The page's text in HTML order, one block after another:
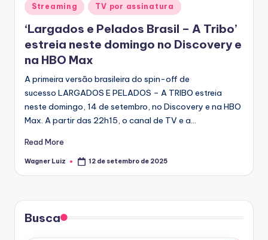
Posted
in
Streaming TV por assinatura
‘Largados e Pelados Brasil – A Tribo’
estreia neste domingo no Discovery e
na HBO Max
A primeira versão brasileira do spin-off de
sucesso LARGADOS E PELADOS – A TRIBO estreia
neste domingo, 14 de setembro, no Discovery e na HBO
Max. A partir das 22h15, o canal de TV e a…
Read More
Posted
Wagner Luiz 12 de setembro de 2025
Busca